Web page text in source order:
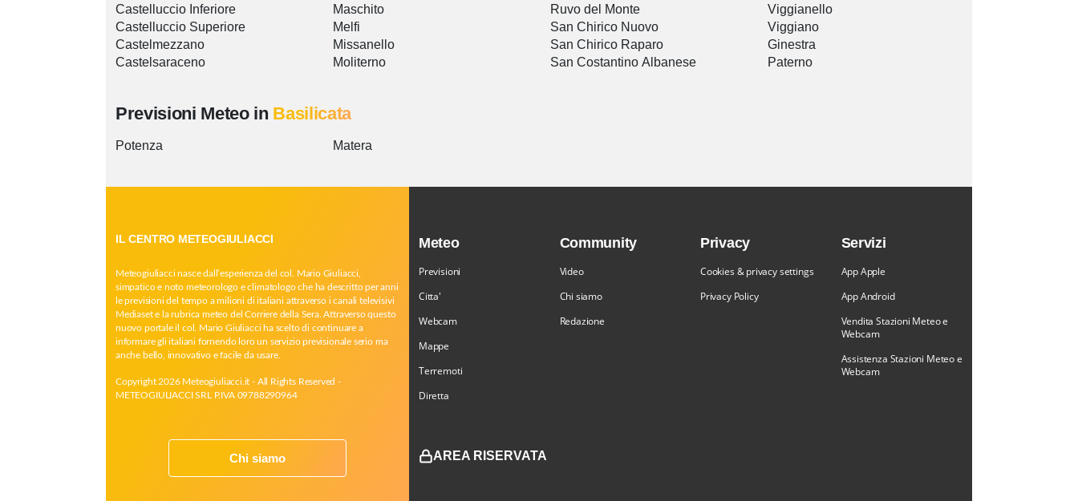
Castelluccio Inferiore
Castelluccio Superiore
Castelmezzano
Castelsaraceno
Maschito
Melfi
Missanello
Moliterno
Ruvo del Monte
San Chirico Nuovo
San Chirico Raparo
San Costantino Albanese
Viggianello
Viggiano
Ginestra
Paterno
Previsioni Meteo in Basilicata
Potenza Matera
IL CENTRO METEOGIULIACCI
Meteogiuliacci nasce dall’esperienza del col. Mario Giuliacci,
simpatico e noto meteorologo e climatologo che ha descritto per anni
le previsioni del tempo a milioni di italiani attraverso i canali televisivi
Mediaset e la rubrica meteo del Corriere della Sera. Attraverso questo
nuovo portale il col. Mario Giuliacci ha scelto di continuare a
informare gli italiani fornendo loro un servizio previsionale serio ma
anche bello, innovativo e facile da usare.
Copyright 2026 Meteogiuliacci.it - All Rights Reserved -
METEOGIULIACCI SRL P.IVA 09788290964
Chi siamo
Meteo
Previsioni
Citta'
Webcam
Mappe
Terremoti
Diretta
Community
Video
Chi siamo
Redazione
Privacy
Cookies & privacy settings
Privacy Policy
Servizi
App Apple
App Android
Vendita Stazioni Meteo e
Webcam
Assistenza Stazioni Meteo e
Webcam
AREA RISERVATA